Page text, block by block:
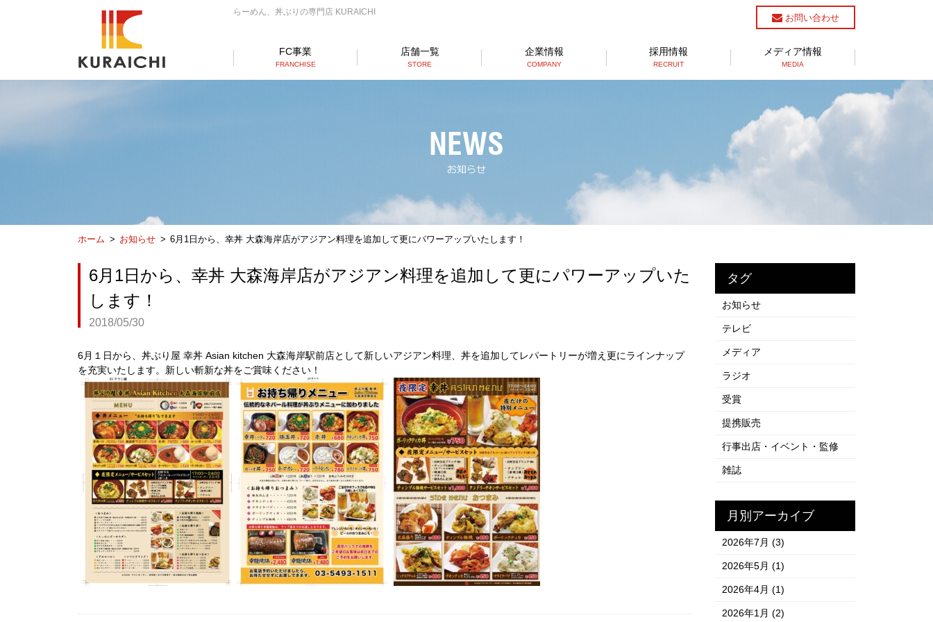
らーめん、丼ぶりの専門店 KURAICHI
お問い合わせ
FC事業
FRANCHISE
店舗一覧
STORE
らーめん店一覧
テイクアウト/デリバリー
企業情報
COMPANY
採用情報
RECRUIT
メディア情報
MEDIA
ホーム お知らせ 6月1日から、幸丼 大森海岸店がアジアン料理を追加して更にパワーアップいたします！
6月1日から、幸丼 大森海岸店がアジアン料理を追加して更にパワーアップいた
します！
2018/05/30
6月１日から、丼ぶり屋 幸丼 Asian kitchen 大森海岸駅前店として新しいアジアン料理、丼を追加してレパートリーが増え更にラインナップ
を充実いたします。新しい斬新な丼をご賞味ください！
タグ
お知らせ
テレビ
メディア
ラジオ
受賞
提携販売
行事出店・イベント・監修
雑誌
月別アーカイブ
2026年7月(3)
2026年5月(1)
2026年4月(1)
2026年1月(2)